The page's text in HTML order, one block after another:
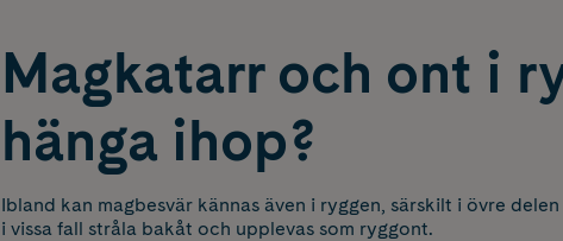
Magkatarr och ont i
hänga ihop?
Ibland kan magbesvär kännas även i ryggen, särskilt i övre
i vissa fall stråla bakåt och upplevas som ryggont.